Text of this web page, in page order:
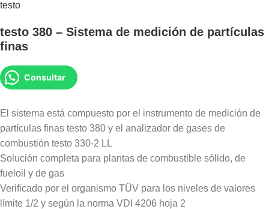
testo
testo 380 – Sistema de medición de partículas
finas
Consultar
El sistema está compuesto por el instrumento de medición de
partículas finas testo 380 y el analizador de gases de
combustión testo 330-2 LL
Solución completa para plantas de combustible sólido, de
fueloil y de gas
Verificado por el organismo TÜV para los niveles de valores
límite 1/2 y según la norma VDI 4206 hoja 2